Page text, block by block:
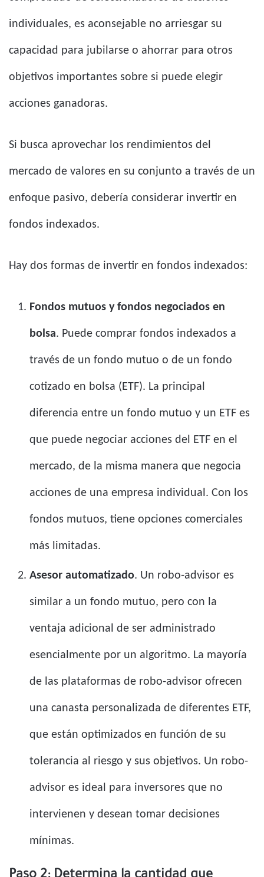
individuales, es aconsejable no arriesgar su
capacidad para jubilarse o ahorrar para otros
objetivos importantes sobre si puede elegir
acciones ganadoras.
Si busca aprovechar los rendimientos del
mercado de valores en su conjunto a través de un
enfoque pasivo, debería considerar invertir en
fondos indexados.
Hay dos formas de invertir en fondos indexados:
Fondos mutuos y fondos negociados en
bolsa. Puede comprar fondos indexados a
través de un fondo mutuo o de un fondo
cotizado en bolsa (ETF). La principal
diferencia entre un fondo mutuo y un ETF es
que puede negociar acciones del ETF en el
mercado, de la misma manera que negocia
acciones de una empresa individual. Con los
fondos mutuos, tiene opciones comerciales
más limitadas.
Asesor automatizado. Un robo-advisor es
similar a un fondo mutuo, pero con la
ventaja adicional de ser administrado
esencialmente por un algoritmo. La mayoría
de las plataformas de robo-advisor ofrecen
una canasta personalizada de diferentes ETF,
que están optimizados en función de su
tolerancia al riesgo y sus objetivos. Un robo-
advisor es ideal para inversores que no
intervienen y desean tomar decisiones
mínimas.